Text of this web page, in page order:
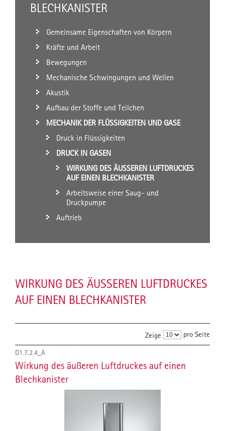
LECHKANISTER
Gemeinsame Eigenschaften von Körpern
Kräfte und Arbeit
Bewegungen
Mechanische Schwingungen und Wellen
Akustik
Aufbau der Stoffe und Teilchen
MECHANIK DER FLÜSSIGKEITEN UND GASE
Druck in Flüssigkeiten
DRUCK IN GASEN
WIRKUNG DES ÄUSSEREN LUFTDRUCKES A
UF EINEN BLECHKANISTER
Arbeitsweise einer Saug- und
Druckpumpe
Auftrieb
WIRKUNG DES ÄUSSEREN LUFTDRUCKES A
UF EINEN BLECHKANISTER
Zeige pro Seite
D1.7.2.4_A
Wirkung des äußeren Luftdruckes auf einen
Blechkanister